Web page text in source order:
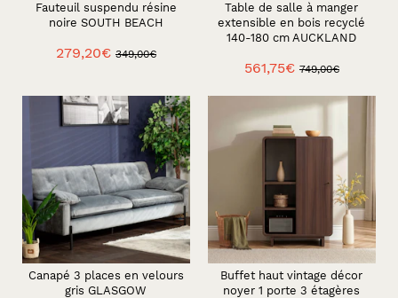
Fauteuil suspendu résine
noire SOUTH BEACH
279,20€ 349,00€
Table de salle à manger
extensible en bois recyclé
140-180 cm AUCKLAND
561,75€ 749,00€
Canapé 3 places en velours
gris GLASGOW
Buffet haut vintage décor
noyer 1 porte 3 étagères